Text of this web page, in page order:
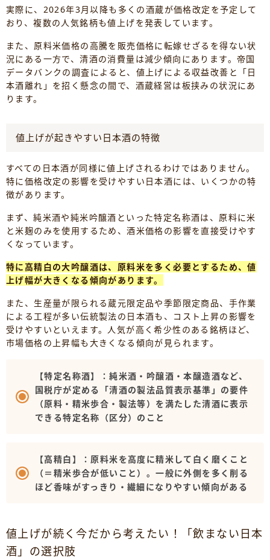
実際に、2026年3月以降も多くの酒蔵が価格改定を予定して
おり、複数の人気銘柄も値上げを発表しています。
また、原料米価格の高騰を販売価格に転嫁せざるを得ない状
況にある一方で、清酒の消費量は減少傾向にあります。帝国
データバンクの調査によると、値上げによる収益改善と「日
本酒離れ」を招く懸念の間で、酒蔵経営は板挟みの状況にあ
ります。
値上げが起きやすい日本酒の特徴
すべての日本酒が同様に値上げされるわけではありません。
特に価格改定の影響を受けやすい日本酒には、いくつかの特
徴があります。
まず、純米酒や純米吟醸酒といった特定名称酒は、原料に米
と米麹のみを使用するため、酒米価格の影響を直接受けやす
くなっています。
特に高精白の大吟醸酒は、原料米を多く必要とするため、値
上げ幅が大きくなる傾向があります。
また、生産量が限られる蔵元限定品や季節限定商品、手作業
による工程が多い伝統製法の日本酒も、コスト上昇の影響を
受けやすいといえます。人気が高く希少性のある銘柄ほど、
市場価格の上昇幅も大きくなる傾向が見られます。
【特定名称酒】：純米酒・吟醸酒・本醸造酒など、
国税庁が定める「清酒の製法品質表示基準」の要件
（原料・精米歩合・製法等）を満たした清酒に表示
できる特定名称（区分）のこと
【高精白】：原料米を高度に精米して白く磨くこと
（＝精米歩合が低いこと）。一般に外側を多く削る
ほど香味がすっきり・繊細になりやすい傾向がある
値上げが続く今だから考えたい！「飲まない日本
酒」の選択肢